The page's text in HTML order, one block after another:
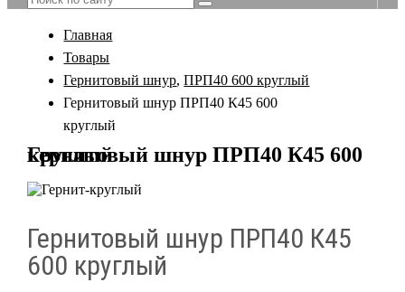
Главная
Товары
Гернитовый шнур,ПРП40 600 круглый
Гернитовый шнур ПРП40 К45 600
круглый
Гернитовый шнур ПРП40 К45 600 круглый
Гернитовый шнур ПРП40 К45
600 круглый